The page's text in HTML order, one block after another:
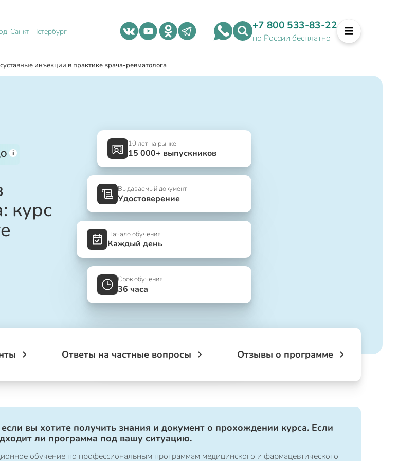
Санкт-Петербург +7 800 533-83-22
по России бесплатно
инъекции в практике врача-ревматолога
i
курс
10 лет на рынке
15 000+ выпускников
Выдаваемый документ
Удостоверение
Начало обучения
Каждый день
Срок обучения
36 часа
Ответы на частные вопросы Отзывы о программе
вы хотите получить знания и документ о прохождении курса. Если
ли программа под вашу ситуацию.
обучение по профессиональным программам медицинского и фармацевтического